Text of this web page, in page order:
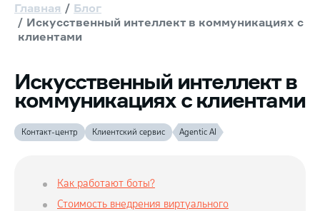
Главная
Блог
Искусственный интеллект в коммуникациях с
клиентами
Искусственный интеллект в
коммуникациях с клиентами
Контакт-центр Клиентский сервис Agentic AI
Как работают боты?
Стоимость внедрения виртуального